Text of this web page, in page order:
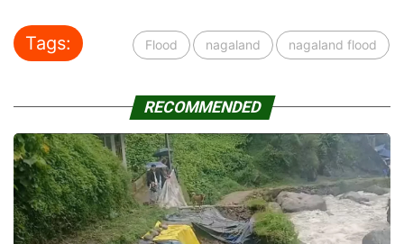
Tags: Flood nagaland nagaland flood
RECOMMENDED